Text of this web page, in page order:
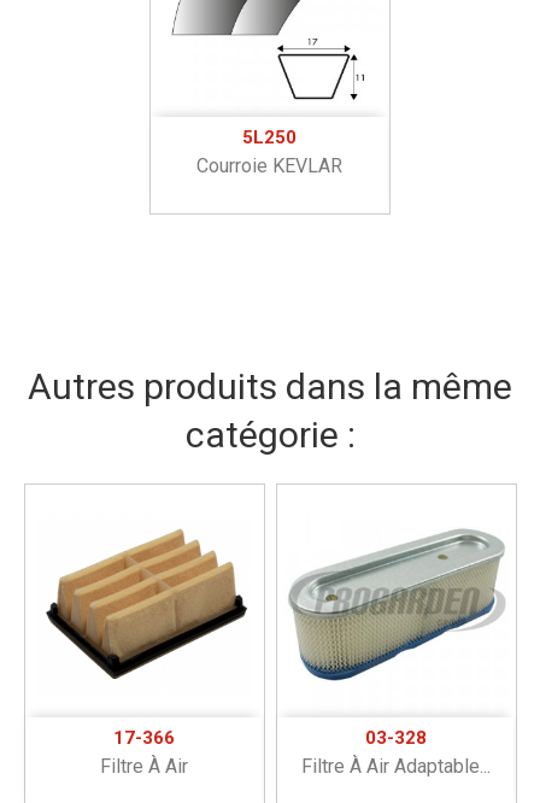
5L250
Courroie KEVLAR
Autres produits dans la même
catégorie :
17-366
Filtre À Air
03-328
Filtre À Air Adaptable...